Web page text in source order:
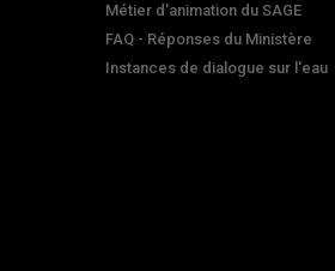
Métier d'animation du SAGE
FAQ - Réponses du Ministère
Instances de dialogue sur l'eau